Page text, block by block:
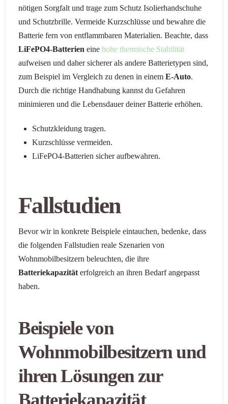
nötigen Sorgfalt und trage zum Schutz Isolierhandschuhe
und Schutzbrille. Vermeide Kurzschlüsse und bewahre die
Batterie fern von entflammbaren Materialien. Beachte, dass
LiFePO4-Batterien einehohe thermische Stabilität
aufweisen und daher sicherer als andere Batterietypen sind,
zum Beispiel im Vergleich zu denen in einemE-Auto.
Durch die richtige Handhabung kannst du Gefahren
minimieren und die Lebensdauer deiner Batterie erhöhen.
Schutzkleidung tragen.
Kurzschlüsse vermeiden.
LiFePO4-Batterien sicher aufbewahren.
Fallstudien
Bevor wir in konkrete Beispiele eintauchen, bedenke, dass
die folgenden Fallstudien reale Szenarien von
Wohnmobilbesitzern beleuchten, die ihre
Batteriekapazität erfolgreich an ihren Bedarf angepasst
haben.
Beispiele von
Wohnmobilbesitzern und
ihren Lösungen zur
Batteriekapazität